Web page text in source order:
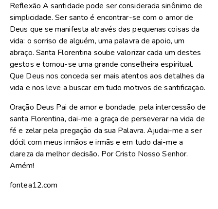
Reflexão A santidade pode ser considerada sinônimo de
simplicidade. Ser santo é encontrar-se com o amor de
Deus que se manifesta através das pequenas coisas da
vida: o sorriso de alguém, uma palavra de apoio, um
abraço. Santa Florentina soube valorizar cada um destes
gestos e tornou-se uma grande conselheira espiritual.
Que Deus nos conceda ser mais atentos aos detalhes da
vida e nos leve a buscar em tudo motivos de santificação.
Oração Deus Pai de amor e bondade, pela intercessão de
santa Florentina, dai-me a graça de perseverar na vida de
fé e zelar pela pregação da sua Palavra. Ajudai-me a ser
dócil com meus irmãos e irmãs e em tudo dai-me a
clareza da melhor decisão. Por Cristo Nosso Senhor.
Amém!
fontea12.com